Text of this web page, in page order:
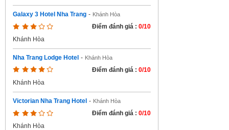
Galaxy 3 Hotel Nha Trang - Khánh Hòa
Điểm đánh giá : 0/10
Khánh Hòa
Nha Trang Lodge Hotel - Khánh Hòa
Điểm đánh giá : 0/10
Khánh Hòa
Victorian Nha Trang Hotel - Khánh Hòa
Điểm đánh giá : 0/10
Khánh Hòa